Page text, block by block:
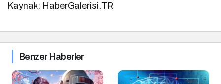
Kaynak: HaberGalerisi.TR
Benzer Haberler